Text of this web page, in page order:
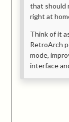
that should
right at
Think of it
RetroArch
mode,
interface